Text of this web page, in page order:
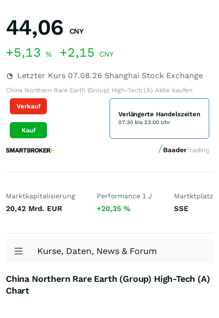
44,06 CNY
+5,13 % +2,15 CNY
Letzter Kurs 07.08.26 Shanghai Stock Exchange
China Northern Rare Earth (Group) High-Tech (A) Aktie kaufen
Verkauf
Kauf
Verlängerte Handelszeiten
07:30 bis 23:00 Uhr
Marktkapitalisierung
20,42 Mrd. EUR
Performance 1 J
+20,35 %
Martktplatz
SSE
Kurse, Daten, News & Forum
China Northern Rare Earth (Group) High-Tech (A)
Chart